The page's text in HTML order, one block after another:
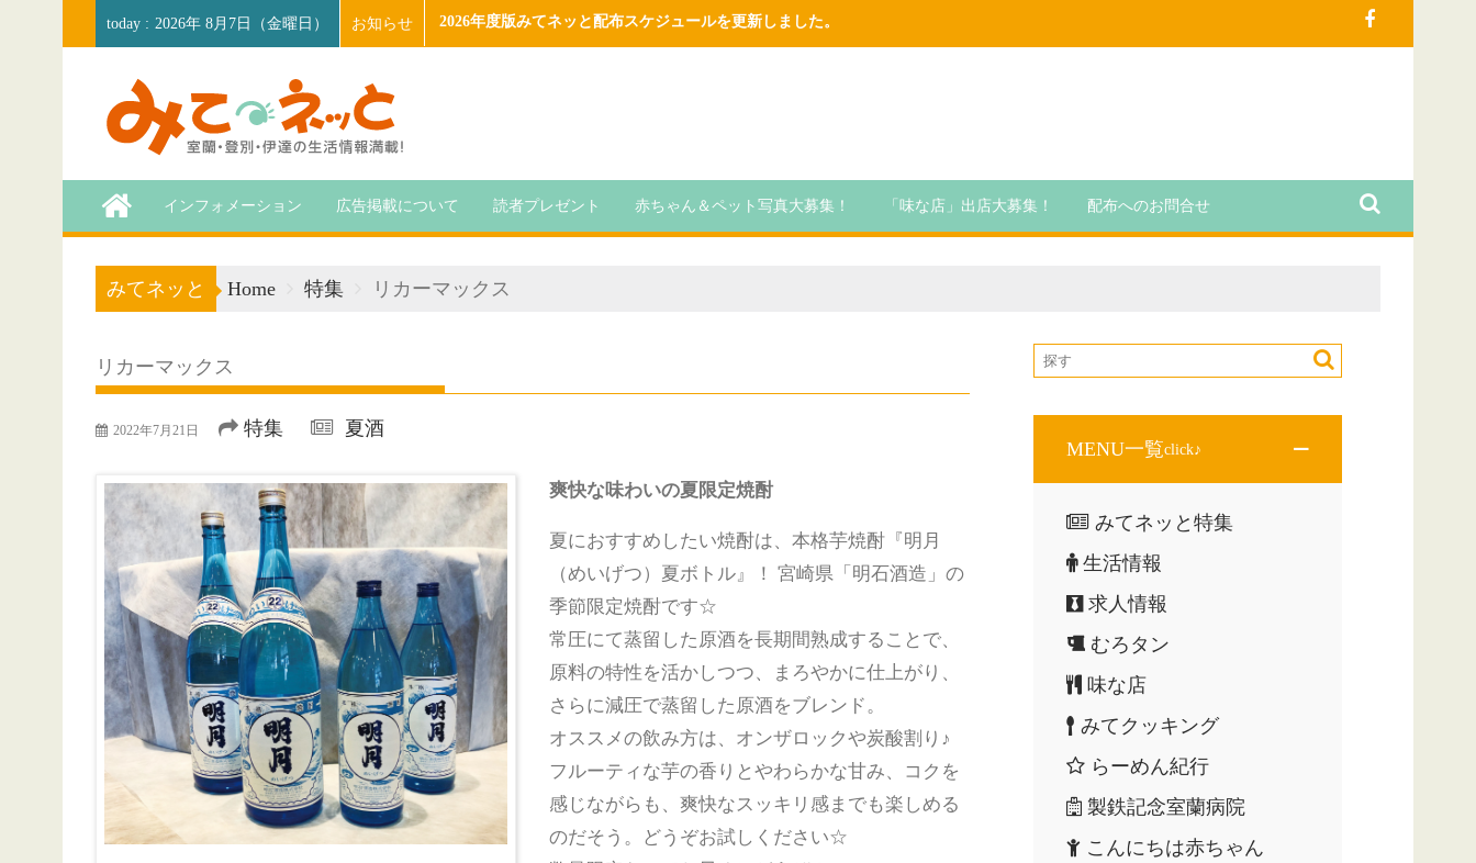
to
2026年 8月7日（金曜日） お知らせ 2026年度版みてネッと配布スケジュールを更新しました。
インフォメーション 広告掲載について 読者プレゼント 赤ちゃん＆ペット写真大募集！ 「味な店」出店大募集！ 配布へのお問合せ
みてネッと Home 特集 リカーマックス
リカーマックス
2022年7月21日 特集 夏酒
爽快な味わいの夏限定焼酎
夏におすすめしたい焼酎は、本格芋焼酎『明月
（めいげつ）夏ボトル』！ 宮崎県「明石酒造」の
季節限定焼酎です☆
常圧にて蒸留した原酒を長期間熟成することで、
原料の特性を活かしつつ、まろやかに仕上がり、
さらに減圧で蒸留した原酒をブレンド。
オススメの飲み方は、オンザロックや炭酸割り♪
フルーティな芋の香りとやわらかな甘み、コクを
感じながらも、爽快なスッキリ感までも楽しめる
のだそう。どうぞお試しください☆
MENU一覧click♪
みてネッと特集
生活情報
求人情報
むろタン
味な店
みてクッキング
らーめん紀行
製鉄記念室蘭病院
こんにちは赤ちゃん